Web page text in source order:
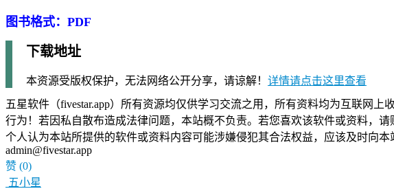
图书格式：PDF
下载地址
本资源受版权保护，无法网络公开分享，请谅解！ 详情请点击这里查看
五星软件（fivestar.app）所有资源均仅供学习交流之用，所有资料均为互联网
行为！若因私自散布造成法律问题，本站概不负责。若您喜欢该软件或资料，
个人认为本站所提供的软件或资料内容可能涉嫌侵犯其合法权益，应该及时向
admin@fivestar.app
赞 (0)
五小星